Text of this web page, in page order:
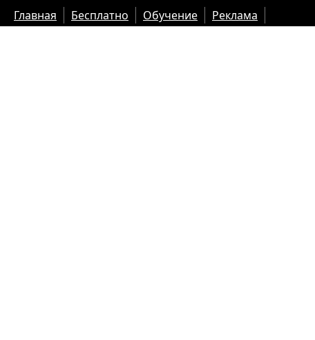
Главная Бесплатно Обучение Реклама